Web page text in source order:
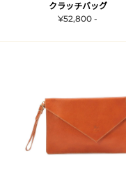
クラッチバッグ
¥52,800 -